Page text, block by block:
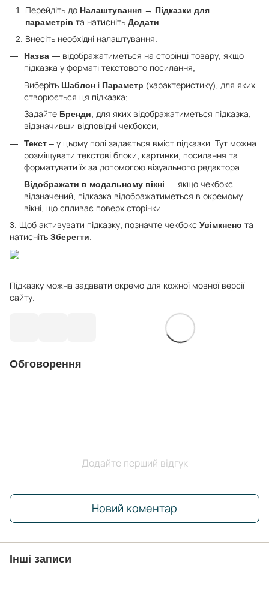
Перейдіть до Налаштування → Підказки для
параметрів та натисніть Додати
Внесіть необхідні налаштування:
Назва — відображатиметься на сторінці товару, якщо
підказка у форматі текстового посилання;
Виберіть Шаблон і Параметр (характеристику), для яких
створюється ця підказка;
Задайте Бренди , для яких відображатиметься підказка,
відзначивши відповідні чекбокси;
Текст – у цьому полі задається вміст підказки. Тут можна
розміщувати текстові блоки, картинки, посилання та
форматувати їх за допомогою візуального редактора.
Відображати в модальному вікні — якщо чекбокс
відзначений, підказка відображатиметься в окремому
вікні, що спливає поверх сторінки.
3. Щоб активувати підказку, позначте чекбокс Увімкнено та
натисніть Зберегти.
Підказку можна задавати окремо для кожної мовної версії
сайту.
Обговорення
Додайте перший відгук
Новий коментар
Інші записи